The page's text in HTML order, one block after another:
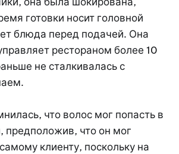
готовки носит головной
блюда перед подачей. Она
рестораном более 10
не сталкивалась с
что волос мог попасть в
предположив, что он мог
клиенту, поскольку на